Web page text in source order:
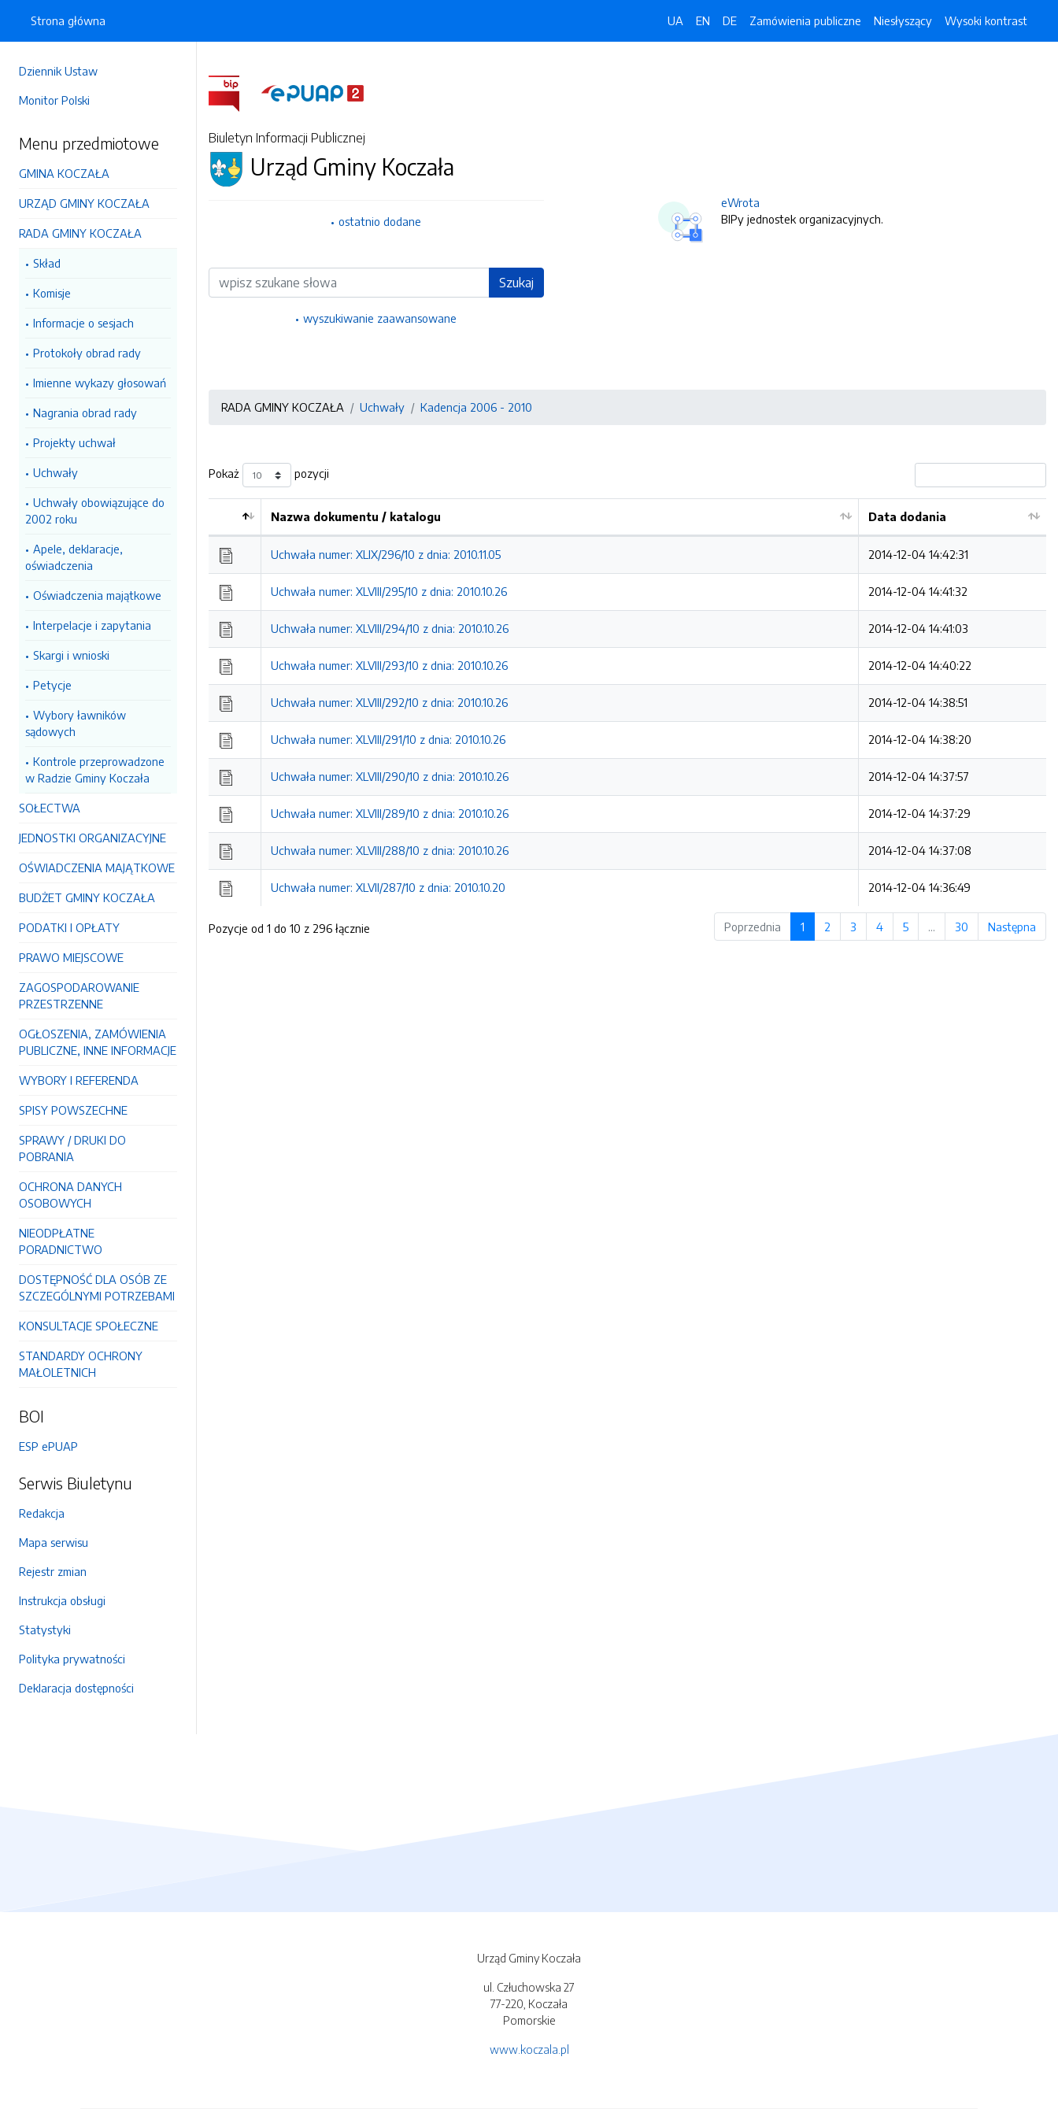
Dziennik Ustaw
Monitor Polski
Menu przedmiotowe
GMINA KOCZAŁA
URZĄD GMINY KOCZAŁA
RADA GMINY KOCZAŁA
Skład
Komisje
Informacje o sesjach
Protokoły obrad rady
Imienne wykazy głosowań
Nagrania obrad rady
Projekty uchwał
Uchwały
Uchwały obowiązujące do
2002 roku
Apele, deklaracje,
oświadczenia
Oświadczenia majątkowe
Interpelacje i zapytania
Skargi i wnioski
Petycje
Wybory ławników
sądowych
Kontrole przeprowadzone
w Radzie Gminy Koczała
SOŁECTWA
JEDNOSTKI ORGANIZACYJNE
OŚWIADCZENIA MAJĄTKOWE
BUDŻET GMINY KOCZAŁA
PODATKI I OPŁATY
PRAWO MIEJSCOWE
ZAGOSPODAROWANIE
PRZESTRZENNE
OGŁOSZENIA, ZAMÓWIENIA
PUBLICZNE, INNE INFORMACJE
WYBORY I REFERENDA
SPISY POWSZECHNE
SPRAWY / DRUKI DO
POBRANIA
OCHRONA DANYCH
OSOBOWYCH
NIEODPŁATNE
PORADNICTWO
DOSTĘPNOŚĆ DLA OSÓB ZE
SZCZEGÓLNYMI POTRZEBAMI
KONSULTACJE SPOŁECZNE
STANDARDY OCHRONY
MAŁOLETNICH
BOI
ESP ePUAP
Serwis Biuletynu
Redakcja
Mapa serwisu
Rejestr zmian
Instrukcja obsługi
Statystyki
Polityka prywatności
Deklaracja dostępności
Strona główna UA EN DE Zamówienia publiczne Niesłyszący Wysoki kontrast
Biuletyn Informacji Publicznej
Urząd Gminy Koczała
ostatnio dodane
Wyszukiwarka Szukaj
wyszukiwanie zaawansowane
eWrota
BIPy jednostek organizacyjnych.
RADA GMINY KOCZAŁA Uchwały Kadencja 2006 - 2010
Pokaż pozycji
Kolejność
Nazwa dokumentu / katalogu Data dodania
Uchwała numer: XLIX/296/10 z dnia: 2010.11.05 2014-12-04 14:42:31
Uchwała numer: XLVIII/295/10 z dnia: 2010.10.26 2014-12-04 14:41:32
Uchwała numer: XLVIII/294/10 z dnia: 2010.10.26 2014-12-04 14:41:03
Uchwała numer: XLVIII/293/10 z dnia: 2010.10.26 2014-12-04 14:40:22
Uchwała numer: XLVIII/292/10 z dnia: 2010.10.26 2014-12-04 14:38:51
Uchwała numer: XLVIII/291/10 z dnia: 2010.10.26 2014-12-04 14:38:20
Uchwała numer: XLVIII/290/10 z dnia: 2010.10.26 2014-12-04 14:37:57
Uchwała numer: XLVIII/289/10 z dnia: 2010.10.26 2014-12-04 14:37:29
Uchwała numer: XLVIII/288/10 z dnia: 2010.10.26 2014-12-04 14:37:08
Uchwała numer: XLVII/287/10 z dnia: 2010.10.20 2014-12-04 14:36:49
Pozycje od 1 do 10 z 296 łącznie Poprzednia 1 2 3 4 5 … 30 Następna
Urząd Gminy Koczała
ul. Człuchowska 27
77-220, Koczała
Pomorskie
www.koczala.pl